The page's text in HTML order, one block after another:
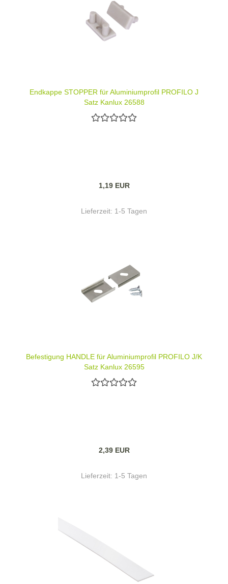
Endkappe STOPPER für Aluminiumprofil PROFILO J
Satz Kanlux 26588
1,19 EUR
Lieferzeit: 1-5 Tagen
Befestigung HANDLE für Aluminiumprofil PROFILO J/K
Satz Kanlux 26595
2,39 EUR
Lieferzeit: 1-5 Tagen